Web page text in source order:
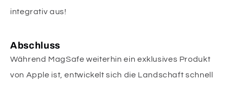
integrativ aus!
Abschluss
Während MagSafe weiterhin ein exklusives Produkt
von Apple ist, entwickelt sich die Landschaft schnell